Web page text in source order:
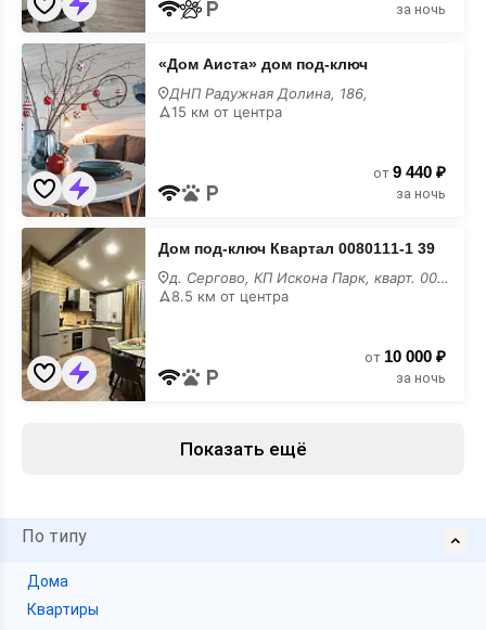
за ночь
«Дом
Аиста»
дом
под-
ключ
«Дом Аиста» дом под-ключ
ДНП Радужная Долина, 186,
15 км от центра
от 9 440 ₽
за ночь
Дом
под-
ключ
Квартал
0080111-
1
39
Дом под-ключ Квартал 0080111-1 39
д. Сергово, КП Искона Парк, кварт. 0080111-1, 39,
8.5 км от центра
от 10 000 ₽
за ночь
Показать ещё
По типу
Дома
Квартиры